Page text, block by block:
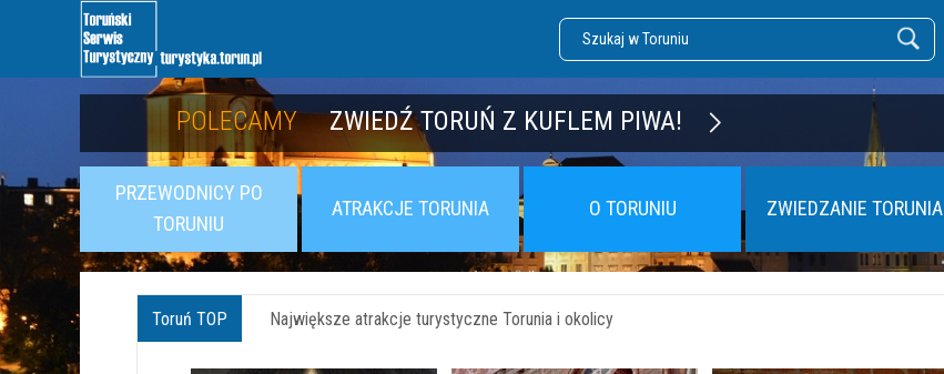
POLECAMY ZWIEDŹ TORUŃ Z KUFLEM PIWA!
POLECAMY POZNAJ TWIERDZĘ TORUŃ
PRZEWODNICY PO
TORUNIU
ATRAKCJE TORUNIA O TORUNIU ZWIEDZANIE TORUNIA
Toruń TOP Największe atrakcje turystyczne Torunia i okolicy